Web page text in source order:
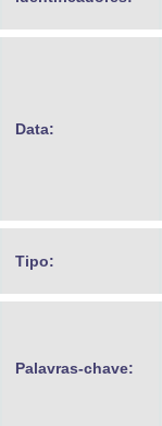
Data:
Tipo:
Palavras-chave: